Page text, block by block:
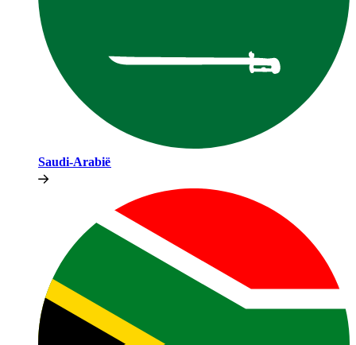
Saudi-Arabië​​